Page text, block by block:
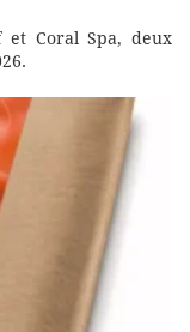
et Coral Spa, deux